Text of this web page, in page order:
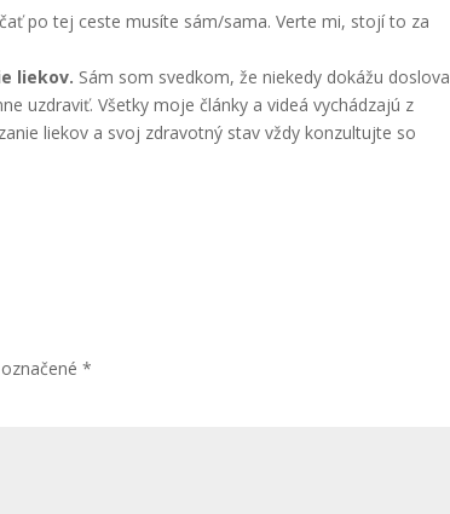
po tej ceste musíte sám/sama. Verte mi, stojí to za
liekov. Sám som svedkom, že niekedy dokážu doslova
uzdraviť. Všetky moje články a videá vychádzajú z
liekov a svoj zdravotný stav vždy konzultujte so
označené*